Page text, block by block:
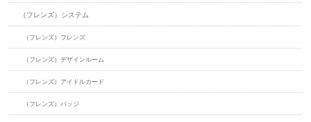
（フレンズ）システム
（フレンズ）フレンズ
（フレンズ）デザインルーム
（フレンズ）アイドルカード
（フレンズ）バッジ